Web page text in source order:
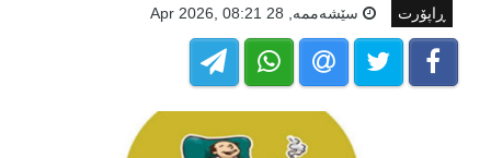
ڕاپۆرت سێشه‌ممه‌, 28 Apr 2026, 08:21